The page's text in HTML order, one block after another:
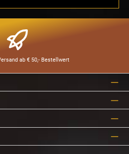
ab € 50,- Bestellwert